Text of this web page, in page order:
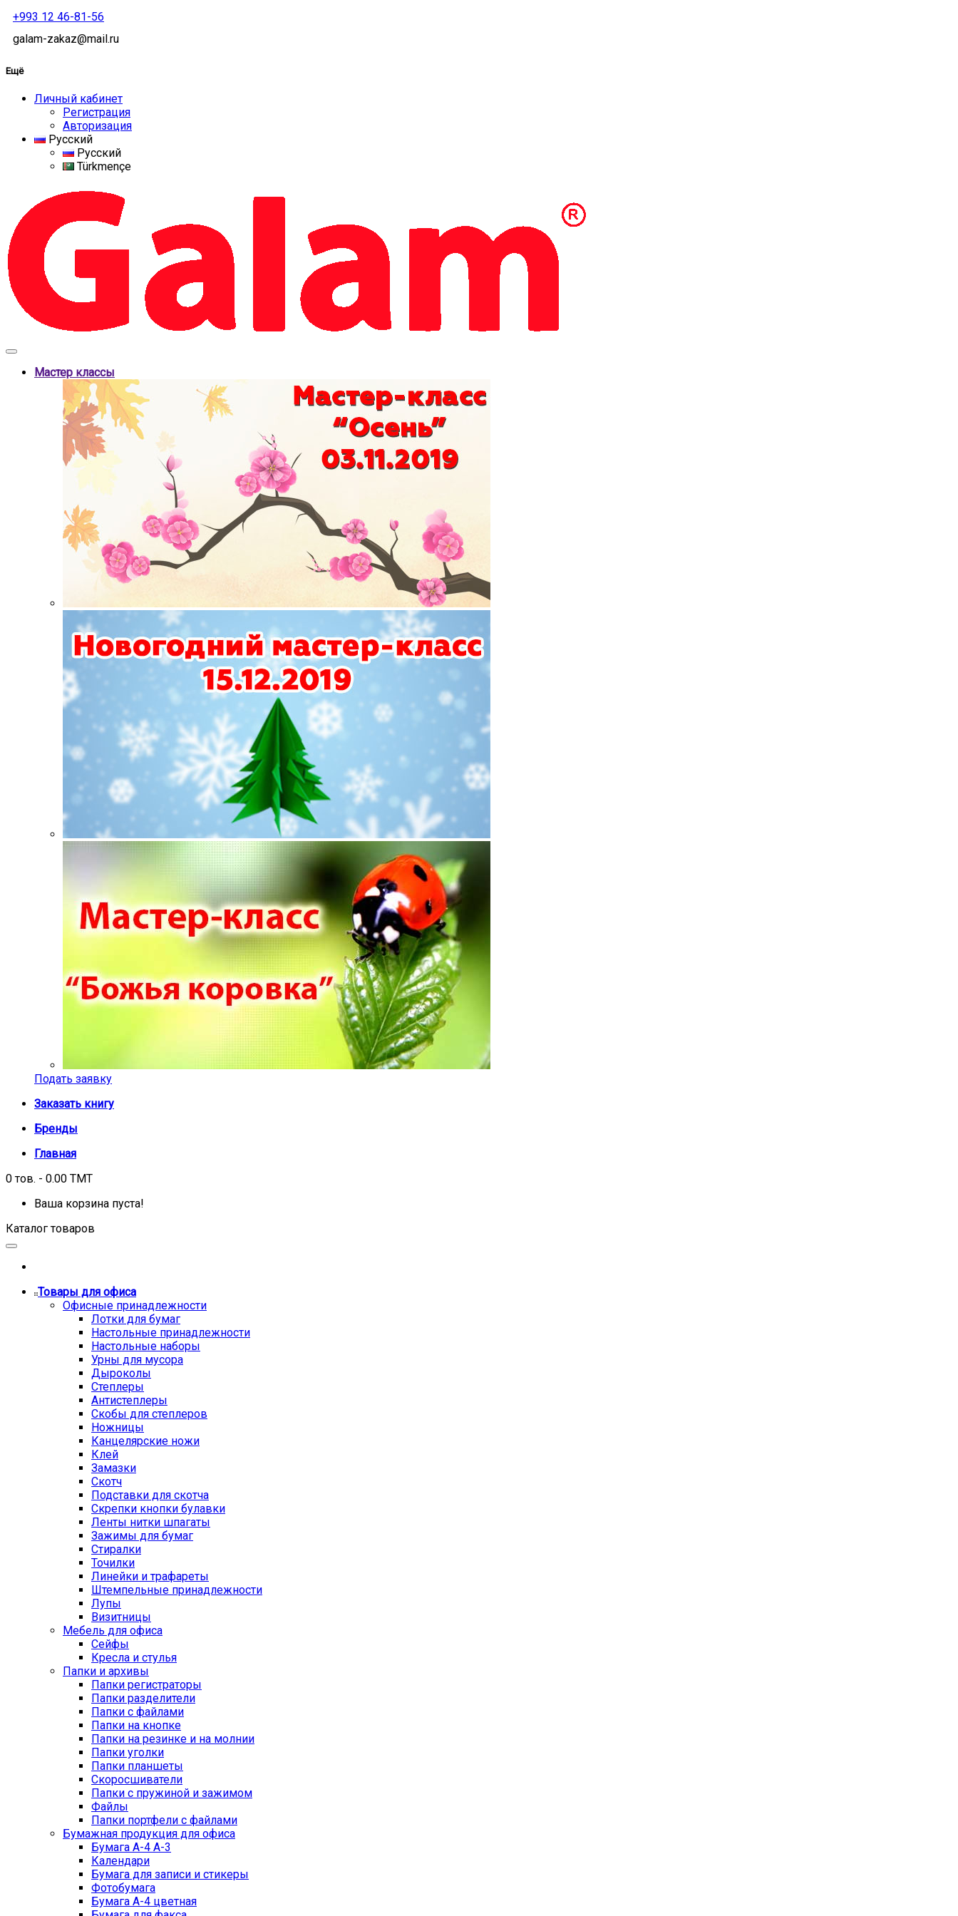
+993 12 46-81-56
galam-zakaz@mail.ru
Ещё
Личный кабинет
Регистрация
Авторизация
Русский
Русский
Türkmençe
Мастер классы
Подать заявку
Заказать книгу
Бренды
Главная
0 тов. - 0.00 TMT
Ваша корзина пуста!
Каталог товаров
Товары для офиса
Офисные принадлежности
Лотки для бумаг
Настольные принадлежности
Настольные наборы
Урны для мусора
Дыроколы
Степлеры
Антистеплеры
Скобы для степлеров
Ножницы
Канцелярские ножи
Клей
Замазки
Скотч
Подставки для скотча
Скрепки кнопки булавки
Ленты нитки шпагаты
Зажимы для бумаг
Стиралки
Точилки
Линейки и трафареты
Штемпельные принадлежности
Лупы
Визитницы
Мебель для офиса
Сейфы
Кресла и стулья
Папки и архивы
Папки регистраторы
Папки разделители
Папки с файлами
Папки на кнопке
Папки на резинке и на молнии
Папки уголки
Папки планшеты
Скоросшиватели
Папки с пружиной и зажимом
Файлы
Папки портфели с файлами
Бумажная продукция для офиса
Бумага А-4 А-3
Календари
Бумага для записи и стикеры
Фотобумага
Бумага А-4 цветная